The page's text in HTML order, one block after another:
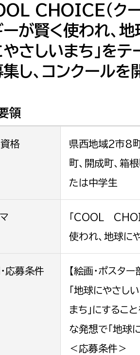
者
課
女共同参画課
課
課
課
子
子
保
推進課
会
CHOICE（クー
が賢く使われ、
さしいまち」をテ
し、コンクールを
領
格
県西地域2市8町
町、開成町、箱
たは中学生
「COOL
使われ、地球に
応募条件
【絵画・ポスタ
「地球にやさし
まち」にするこ
な発想で「地球
＜応募条件＞